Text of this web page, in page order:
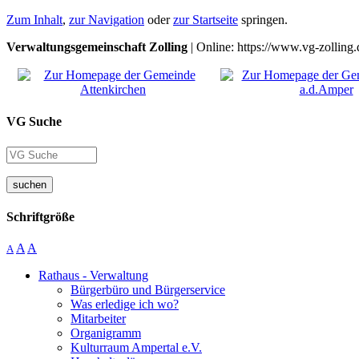
Zum Inhalt, zur Navigation oderzur Startseite springen.
Verwaltungsgemeinschaft Zolling | Online: https://www.vg-
VG Suche
suchen
Schriftgröße
A A A
Rathaus - Verwaltung
Bürgerbüro und Bürgerservice
Was erledige ich wo?
Mitarbeiter
Organigramm
Kulturraum Ampertal e.V.